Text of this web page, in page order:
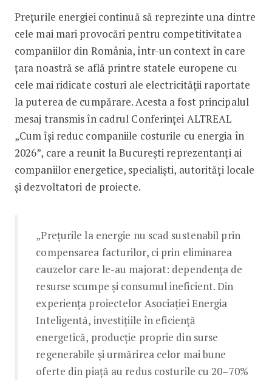
Specialiștii din energie: Costurile
Prețurile energiei continuă să reprezinte una dintre
cele mai mari provocări pentru competitivitatea
companiilor din România, într-un context în care
țara noastră se află printre statele europene cu
cele mai ridicate costuri ale electricității raportate
la puterea de cumpărare. Acesta a fost principalul
mesaj transmis în cadrul Conferinței ALTREAL
„Cum își reduc companiile costurile cu energia în
2026”, care a reunit la București reprezentanți ai
companiilor energetice, specialiști, autorități locale
și dezvoltatori de proiecte.
„Prețurile la energie nu scad sustenabil prin
compensarea facturilor, ci prin eliminarea
cauzelor care le-au majorat: dependența de
resurse scumpe și consumul ineficient. Din
experiența proiectelor Asociației Energia
Inteligentă, investițiile în eficiență
energetică, producție proprie din surse
regenerabile și urmărirea celor mai bune
oferte din piață au redus costurile cu 20–70%